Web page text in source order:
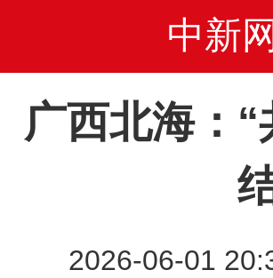
中新
广西北海：
2026-06-01